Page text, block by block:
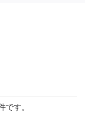
です。